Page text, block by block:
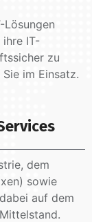
Lösungen
IT-
zu
im Einsatz.
dem
sowie
auf dem